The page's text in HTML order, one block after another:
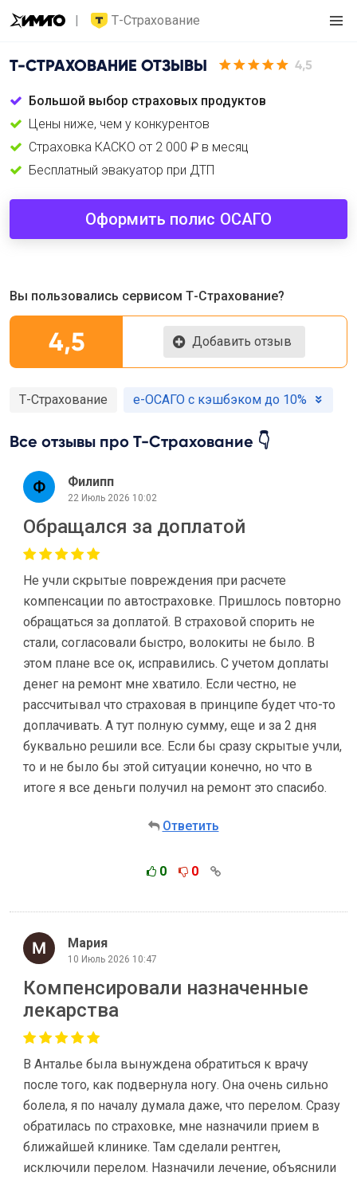
Т-Страхование
Т-СТРАХОВАНИЕ ОТЗЫВЫ 4,5
Большой выбор страховых продуктов
Цены ниже, чем у конкурентов
Страховка КАСКО от 2 000 ₽ в месяц
Бесплатный эвакуатор при ДТП
Оформить полис ОСАГО
Вы пользовались сервисом Т-Страхование?
4,5 Добавить отзыв
Т-Страхование e-ОСАГО с кэшбэком до 10%
Все отзывы про Т-Страхование 👇
Филипп
22 Июль 2026 10:02
Обращался за доплатой
Не учли скрытые повреждения при расчете
компенсации по автостраховке. Пришлось повторно
обращаться за доплатой. В страховой спорить не
стали, согласовали быстро, волокиты не было. В
этом плане все ок, исправились. С учетом доплаты
денег на ремонт мне хватило. Если честно, не
рассчитывал что страховая в принципе будет что-то
доплачивать. А тут полную сумму, еще и за 2 дня
буквально решили все. Если бы сразу скрытые учли,
то и не было бы этой ситуации конечно, но что в
итоге я все деньги получил на ремонт это спасибо.
Ответить
0 0
Мария
10 Июль 2026 10:47
Компенсировали назначенные
лекарства
В Анталье была вынуждена обратиться к врачу
после того, как подвернула ногу. Она очень сильно
болела, я по началу думала даже, что перелом. Сразу
обратилась по страховке, мне назначили прием в
ближайшей клинике. Там сделали рентген,
исключили перелом. Назначили лечение, объяснили